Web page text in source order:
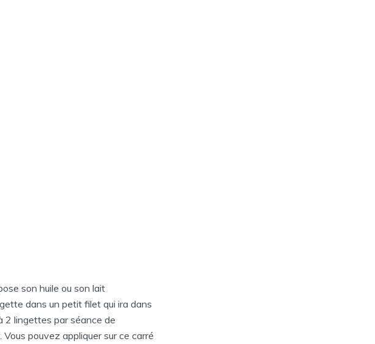
son huile ou son lait
dans un petit filet qui ira dans
2 lingettes par séance de
pouvez appliquer sur ce carré